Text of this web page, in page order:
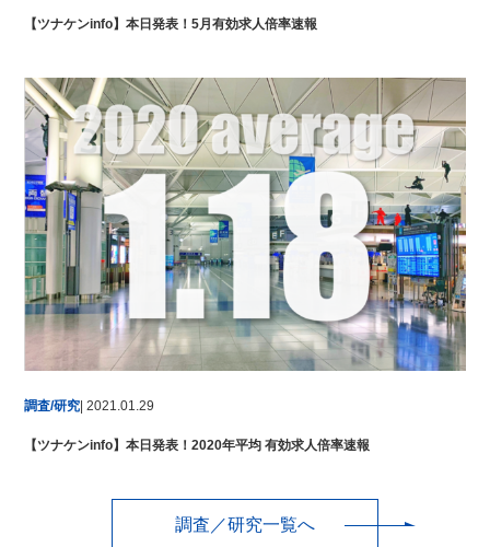
【ツナケンinfo】本日発表！5月有効求人倍率速報
調査/研究 | 2021.01.29
【ツナケンinfo】本日発表！2020年平均 有効求人倍率速報
調査／研究一覧へ